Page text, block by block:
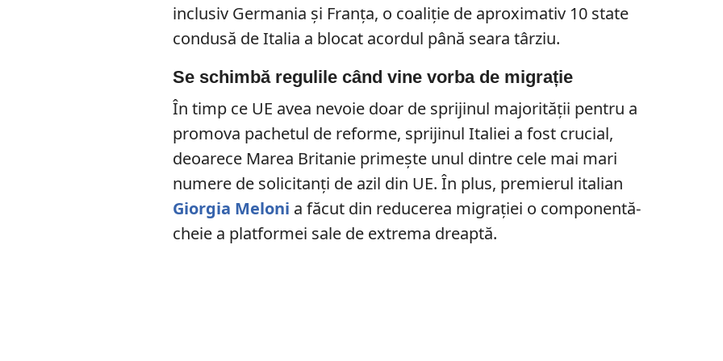
inclusiv Germania și Franța, o coaliție de aproximativ 10 state
condusă de Italia a blocat acordul până seara târziu.
Se schimbă regulile când vine vorba de migrație
În timp ce UE avea nevoie doar de sprijinul majorității pentru a
promova pachetul de reforme, sprijinul Italiei a fost crucial,
deoarece Marea Britanie primește unul dintre cele mai mari
numere de solicitanți de azil din UE. În plus, premierul italian
Giorgia Meloni a făcut din reducerea migrației o componentă-
cheie a platformei sale de extrema dreaptă.